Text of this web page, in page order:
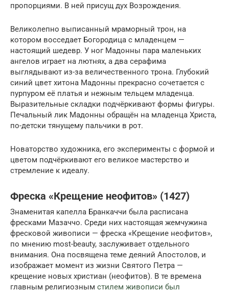
пропорциями. В ней присущ дух Возрождения.
Великолепно выписанный мраморный трон, на
котором восседает Богородица с младенцем —
настоящий шедевр. У ног Мадонны пара маленьких
ангелов играет на лютнях, а два серафима
выглядывают из-за величественного трона. Глубокий
синий цвет хитона Мадонны прекрасно сочетается с
пурпуром её платья и нежным тельцем младенца.
Выразительные складки подчёркивают формы фигуры.
Печальный лик Мадонны обращён на младенца Христа,
по-детски тянущему пальчики в рот.
Новаторство художника, его эксперименты с формой и
цветом подчёркивают его великое мастерство и
стремление к идеалу.
Фреска «Крещение неофитов» (1427)
Знаменитая капелла Бранкаччи была расписана
фресками Мазаччо. Среди них настоящая жемчужина
фресковой живописи — фреска «Крещение неофитов»,
по мнению most-beauty, заслуживает отдельного
внимания. Она посвящена теме деяний Апостолов, и
изображает момент из жизни Святого Петра —
крещение новых христиан (неофитов). В те времена
главным религиозным стилем живописи был